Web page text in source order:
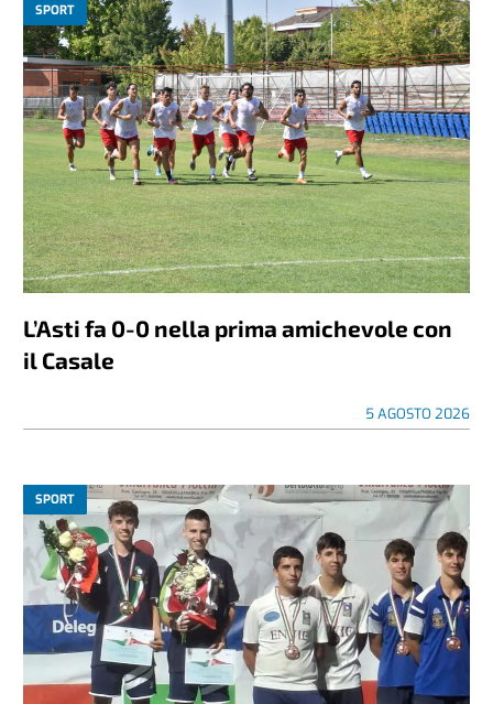
SPORT
L’Asti fa 0-0 nella prima amichevole con
il Casale
5 AGOSTO 2026
SPORT